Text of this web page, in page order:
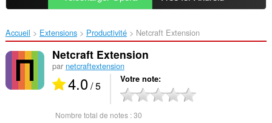
Accueil Extensions Productivité Netcraft Extension‎
Netcraft Extension
par netcraftextension
4.0/ 5 Votre note
Nombre total de notes :30